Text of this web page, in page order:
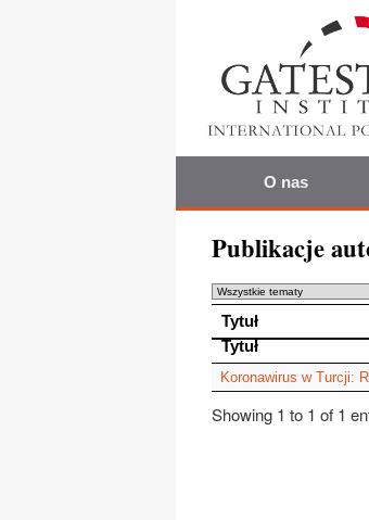
O nas
Publikacje
Tytuł
Koronawirus w Turcji:
Showing 1 to 1 of 1
Tytuł